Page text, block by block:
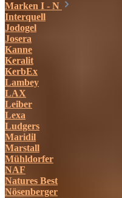
Marken I - N
Interquell
Jodogel
Josera
Kanne
Keralit
KerbEx
Lambey
LAX
Leiber
Lexa
Ludgers
Maridil
Marstall
Mühldorfer
NAF
Natures Best
Nösenberger